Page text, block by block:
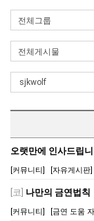
오랫만에 인사드립
[커뮤니티] [자유게시판]
[코] 나만의 금연법칙
[커뮤니티] [금연 도움